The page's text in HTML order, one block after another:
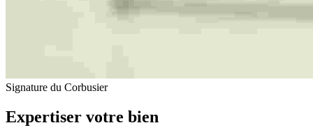
Signature du Corbusier
Expertiser votre bien